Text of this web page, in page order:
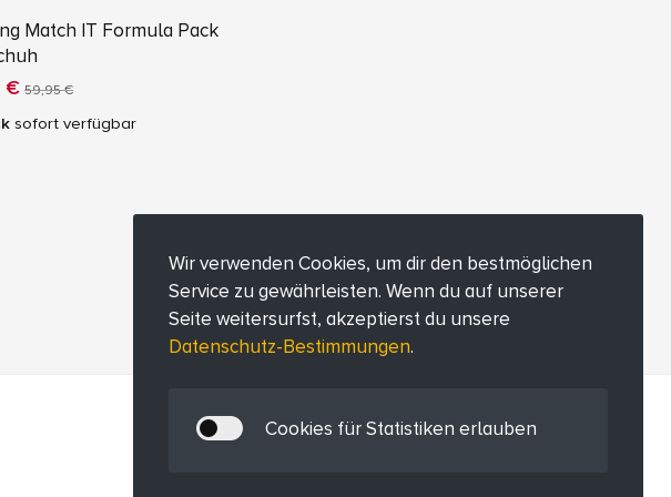
Match IT Formula Pack
€ 59,95 €
sofort verfügbar
Wir verwenden Cookies, um dir den bestmöglichen
Service zu gewährleisten. Wenn du auf unserer
Seite weitersurfst, akzeptierst du unsere
Datenschutz-Bestimmungen.
Cookies für Statistiken erlauben